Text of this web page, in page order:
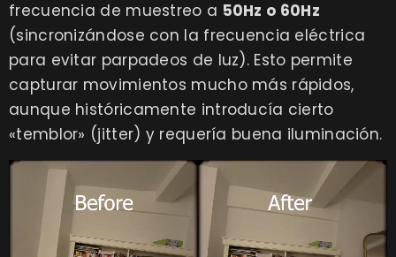
frecuencia de muestreo a 50Hz o 60Hz
(sincronizándose con la frecuencia eléctrica
para evitar parpadeos de luz). Esto permite
capturar movimientos mucho más rápidos,
aunque históricamente introducía cierto
«temblor» (jitter) y requería buena iluminación.